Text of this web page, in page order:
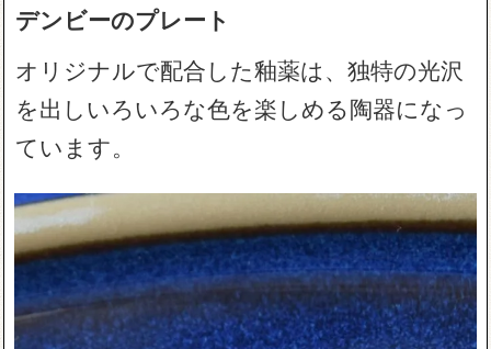
デンビーのプレート
オリジナルで配合した釉薬は、独特の光沢
を出しいろいろな色を楽しめる陶器になっ
ています。